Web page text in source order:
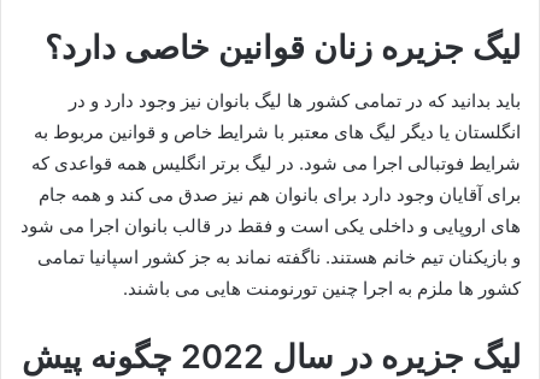
لیگ جزیره زنان قوانین خاصی دارد؟
باید بدانید که در تمامی کشور ها لیگ بانوان نیز وجود دارد و در
انگلستان یا دیگر لیگ های معتبر با شرایط خاص و قوانین مربوط به
شرایط فوتبالی اجرا می شود. در لیگ برتر انگلیس همه قواعدی که
برای آقایان وجود دارد برای بانوان هم نیز صدق می کند و همه جام
های اروپایی و داخلی یکی است و فقط در قالب بانوان اجرا می شود
و بازیکنان تیم خانم هستند. ناگفته نماند به جز کشور اسپانیا تمامی
کشور ها ملزم به اجرا چنین تورنومنت هایی می باشند.
لیگ جزیره در سال 2022 چگونه پیش